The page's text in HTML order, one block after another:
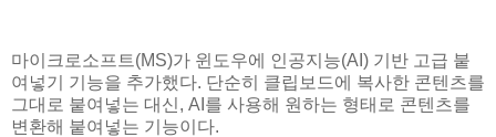
마이크로소프트(MS)가 윈도우에 인공지능(AI) 기반 고급 붙
여넣기 기능을 추가했다. 단순히 클립보드에 복사한 콘텐츠를
그대로 붙여넣는 대신, AI를 사용해 원하는 형태로 콘텐츠를
변환해 붙여넣는 기능이다.